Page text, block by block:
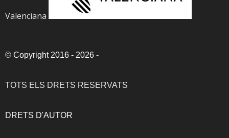
Valenciana
© Copyright 2016 - 2026 -
TOTS ELS DRETS RESERVATS
DRETS D'AUTOR